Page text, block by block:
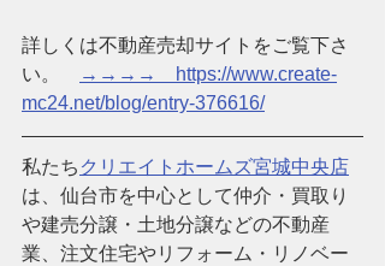
詳しくは不動産売却サイトをご覧下さ
い。
→→→→　https://www.create-
mc24.net/blog/entry-376616/
私たち クリエイトホームズ宮城中央店
は、仙台市を中心として仲介・買取り
や建売分譲・土地分譲などの不動産
業、注文住宅やリフォーム・リノベー